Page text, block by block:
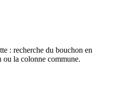
: recherche du bouchon en
ou la colonne commune.